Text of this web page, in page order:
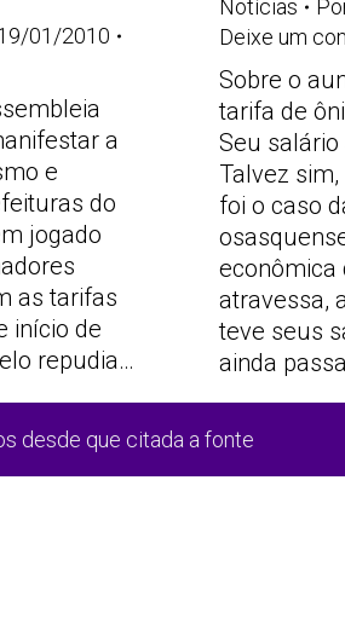
01/2010
a
e
do
jogado
as tarifas
início de
repudia…
Notícias
Deixe um
Sobre o
tarifa de
Seu
Talvez
foi o caso
econômica
atravessa,
teve seus
ainda
desde que citada a fonte